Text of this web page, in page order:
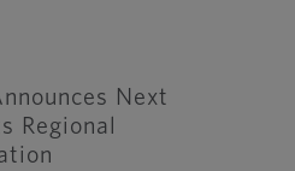
Next
Regional